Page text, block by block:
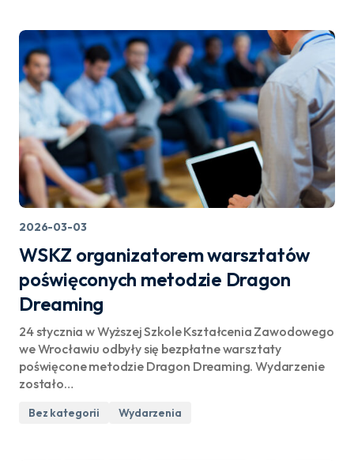
2026-03-03
WSKZ organizatorem warsztatów
poświęconych metodzie Dragon
Dreaming
24 stycznia w Wyższej Szkole Kształcenia Zawodowego
we Wrocławiu odbyły się bezpłatne warsztaty
poświęcone metodzie Dragon Dreaming. Wydarzenie
zostało…
Bez kategorii Wydarzenia